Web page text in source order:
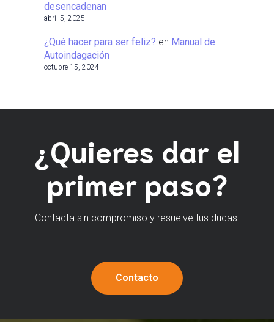
desencadenan
abril 5, 2025
¿Qué hacer para ser feliz? en Manual de
Autoindagación
octubre 15, 2024
¿Quieres dar el
primer paso?
Contacta sin compromiso y resuelve tus dudas.
Contacto